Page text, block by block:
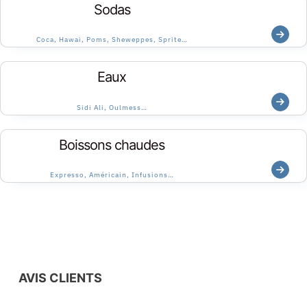
Sodas
Coca, Hawai, Poms, Sheweppes, Sprite…
Eaux
Sidi Ali, Oulmess…
Boissons chaudes
Expresso, Américain, Infusions…
AVIS CLIENTS